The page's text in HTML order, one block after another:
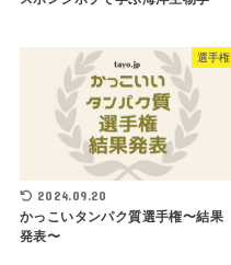
選手権
2024.09.20
かっこいタンパク質選手権〜結果
発表〜